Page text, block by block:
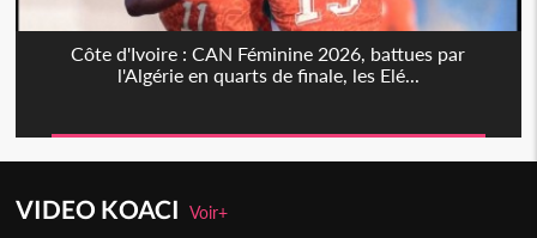
Côte d'Ivoire : CAN Féminine 2026, battues par
l'Algérie en quarts de finale, les Elé...
VIDEO KOACIVoir+